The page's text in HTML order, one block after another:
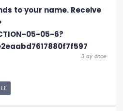
to your name. Receive
05-05-6?
3 ay önce